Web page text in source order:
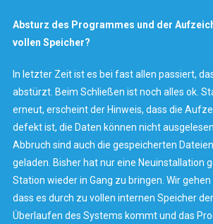
Absturz des Programmes und der
vollen Speicher?
In letzter Zeit ist es bei fast allen passiert,
abstürzt. Beim Schließen ist noch alles ok.
erneut, erscheint der Hinweis, dass die
defekt ist, die Daten können nicht
Abbruch sind auch die gespeicherten
geladen. Bisher hat nur eine Neuinstallation
Station wieder in Gang zu bringen. Wir
dass es durch zu vollen internen Speicher
Überlaufen des Systems kommt und das